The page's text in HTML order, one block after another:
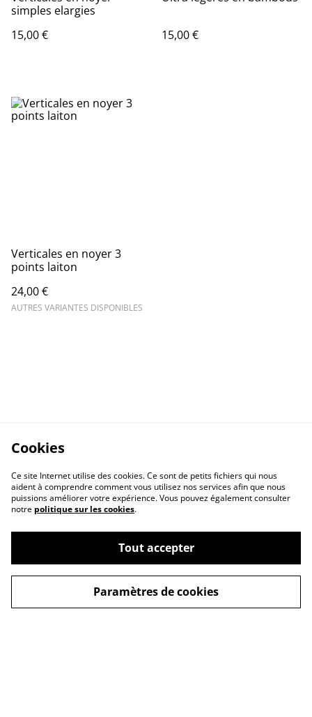
simples elargies
15,00 €
15,00 €
Verticales en noyer 3
points laiton
24,00 €
AUTRES VARIANTES DISPONIBLES
Politique de
confidentialité
Politique de cookies
Cookies
Ce site Internet utilise des cookies. Ce sont de petits fichiers qui nous
aident à comprendre comment vous utilisez nos services afin que nous
puissions améliorer votre expérience. Vous pouvez également consulter
notre politique sur les cookies.
Tout accepter
Paramètres de cookies